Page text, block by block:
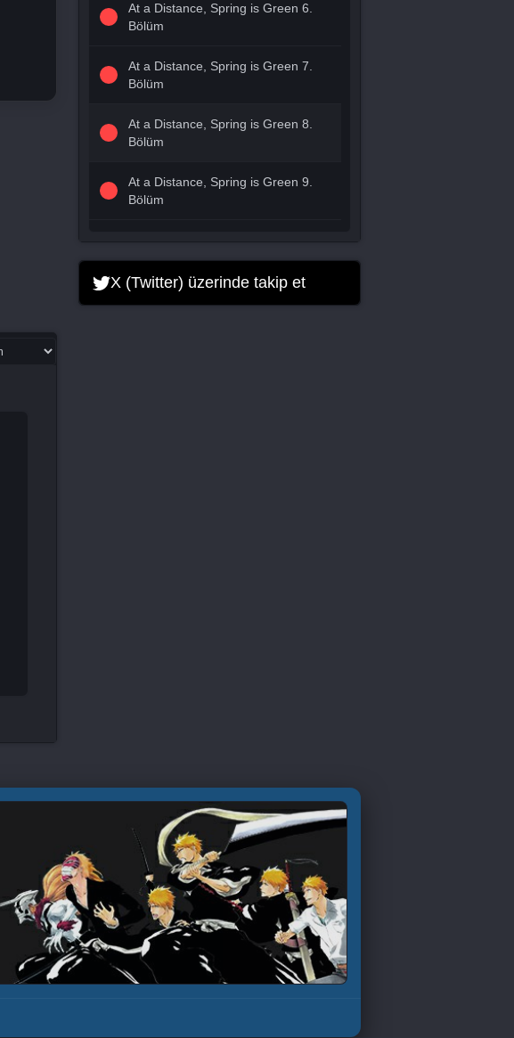
At a Distance, Spring is Green 6.
Bölüm
At a Distance, Spring is Green 7.
Bölüm
At a Distance, Spring is Green 8.
Bölüm
At a Distance, Spring is Green 9.
Bölüm
Bölüm
X (Twitter) üzerinde takip et